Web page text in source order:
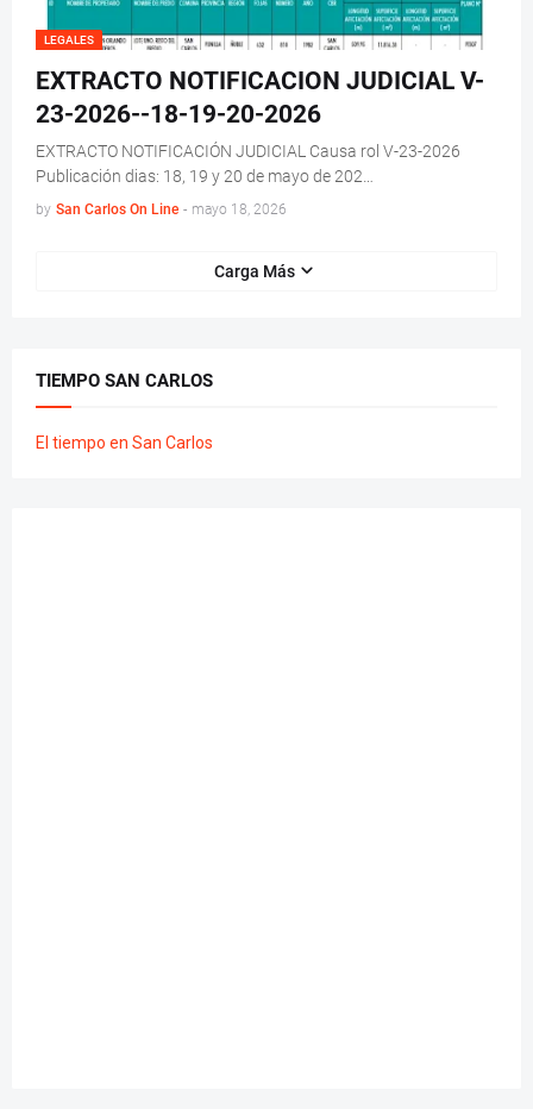
LEGALES
EXTRACTO NOTIFICACION JUDICIAL V-
23-2026--18-19-20-2026
EXTRACTO NOTIFICACIÓN JUDICIAL Causa rol V-23-2026
Publicación dias: 18, 19 y 20 de mayo de 202…
by San Carlos On Line - mayo 18, 2026
Carga Más
TIEMPO SAN CARLOS
El tiempo en San Carlos